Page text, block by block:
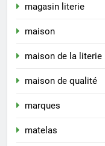
magasin literie
maison
maison de la literie
maison de qualité
marques
matelas